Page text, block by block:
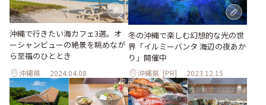
沖縄で行きたい海カフェ3選。オ
ーシャンビューの絶景を眺めなが
ら至福のひととき
沖縄県 2024.04.08
冬の沖縄で楽しむ幻想的な光の世
界「イルミーバンタ 海辺の夜あか
り」開催中
沖縄県 [PR] 2023.12.15